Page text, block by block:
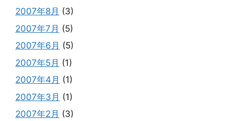
2007年8月 (3)
2007年7月 (5)
2007年6月 (5)
2007年5月 (1)
2007年4月 (1)
2007年3月 (1)
2007年2月 (3)